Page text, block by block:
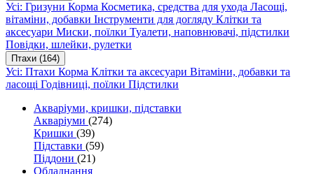
Усі: Гризуни Корма Косметика, средства для ухода Ласощі,
вітаміни, добавки Інструменти для догляду Клітки та
аксесуари Миски, поїлки Туалети, наповнювачі, підстилки
Повідки, шлейки, рулетки
Птахи (164)
Усі: Птахи Корма Клітки та аксесуари Вітаміни, добавки та
ласощі Годівниці, поїлки Підстилки
Акваріуми, кришки, підставки
Акваріуми (274)
Кришки (39)
Підставки (59)
Піддони (21)
Обладнання